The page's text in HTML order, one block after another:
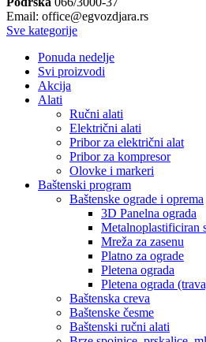
Email: office@egvozdjara.rs
Sve kategorije
Ponuda nedelje
Svi proizvodi
Akcija
Alati
Ručni alati
Električni alati
Pribor za električni alat
Pribor za kompresor
Olovke i markeri
Baštenski program
Baštenske ograde i oprema
3D Panelna ograda
Metalnoplastificiran
Mreža za zasenu
Platno za ograde
Pletena ograda
Pletena ograda
Baštenska creva
Baštenske česme
Baštenski ručni alati